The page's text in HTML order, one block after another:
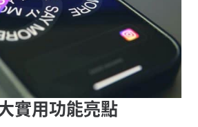
實用功能亮點